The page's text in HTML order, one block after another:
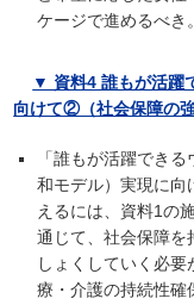
ケージで進めるべき。
▼ 資料4 誰もが活躍
向けて②（社会保障の
「誰もが活躍でき
和モデル）実現に向
えるには、資料1の
通じて、社会保障を
しょくしていく必
療・介護の持続性確